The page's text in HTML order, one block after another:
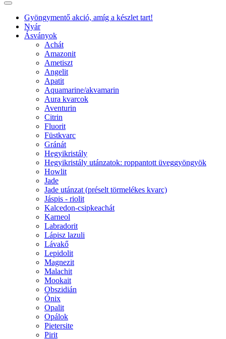
Gyöngymentő akció, amíg a készlet tart!
Nyár
Ásványok
Achát
Amazonit
Ametiszt
Angelit
Apatit
Aquamarine/akvamarin
Aura kvarcok
Aventurin
Citrin
Fluorit
Füstkvarc
Gránát
Hegyikristály
Hegyikristály utánzatok: roppantott üveggyöngyök
Howlit
Jade
Jade utánzat (préselt törmelékes kvarc)
Jáspis - riolit
Kalcedon-csipkeachát
Karneol
Labradorit
Lápisz lazuli
Lávakő
Lepidolit
Magnezit
Malachit
Mookait
Obszidián
Ónix
Opalit
Opálok
Pietersite
Pirit